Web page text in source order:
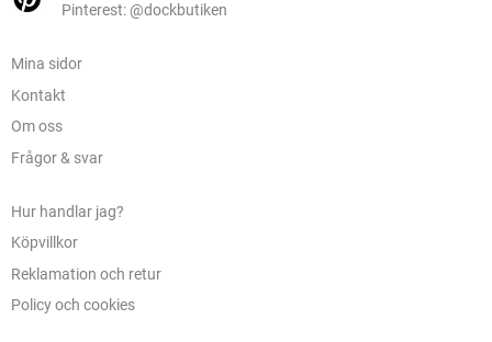
Pinterest: @dockbutiken
Mina sidor
Kontakt
Om oss
Frågor & svar
Hur handlar jag?
Köpvillkor
Reklamation och retur
Policy och cookies